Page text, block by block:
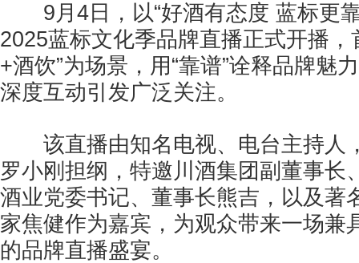
9月4日，以“好酒有态度 蓝标更靠
2025蓝标文化季品牌直播正式开播，
+酒饮”为场景，用“靠谱”诠释品牌魅
深度互动引发广泛关注。
该直播由知名电视、电台主持人
罗小刚担纲，特邀川酒集团副董事长
酒业党委书记、董事长熊吉，以及著
家焦健作为嘉宾，为观众带来一场兼
的品牌直播盛宴。